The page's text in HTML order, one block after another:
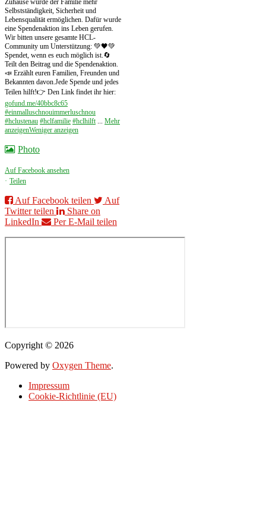
Zuhause würde der Familie mehr
Selbstständigkeit, Sicherheit und
Lebensqualität ermöglichen. Dafür wurde
eine Spendenaktion ins Leben gerufen.
Wir bitten unsere gesamte HCL-
Community um Unterstützung: 💚🖤💚
Spendet, wenn es euch möglich ist.🔄
Teilt den Beitrag und die Spendenaktion.
📣 Erzählt euren Familien, Freunden und
Bekannten davon.Jede Spende und jedes
Teilen hilft!👉 Den Link findet ihr hier:
gofund.me/40bbc8c65
#einmalluschnouimmerluschnou
#hclustenau #hclfamilie #hclhilft ... Mehr
anzeigenWeniger anzeigen
Photo
Auf Facebook ansehen
· Teilen
Auf Facebook teilen
Auf
Twitter teilen
Share on
LinkedIn
Per E-Mail teilen
Copyright © 2026
Powered by Oxygen Theme.
Impressum
Cookie-Richtlinie (EU)